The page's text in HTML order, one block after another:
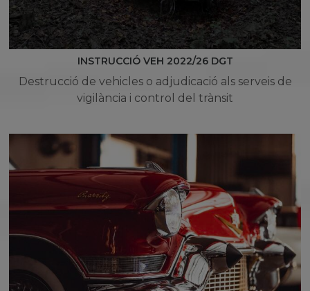
INSTRUCCIÓ VEH 2022/26 DGT
Destrucció de vehicles o adjudicació als serveis de
vigilància i control del trànsit